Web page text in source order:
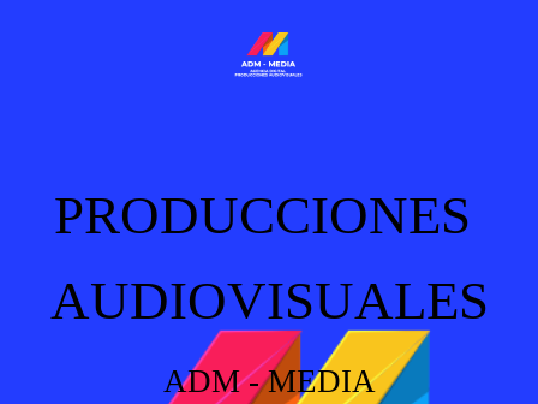
PRODUCCIONES
AUDIOVISUALES
ADM - MEDIA